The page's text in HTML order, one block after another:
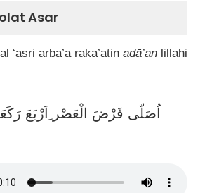
Arab?
penting memahami maksud
solat?
paling ringkas yang boleh
Asar
‘asri arba’a raka’atin adā’anlillahi
اُصَلّى فَرْضَ الْعَصْر ِاَرْبَعَ